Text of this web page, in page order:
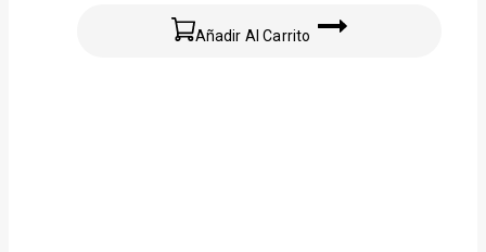
Añadir Al Carrito